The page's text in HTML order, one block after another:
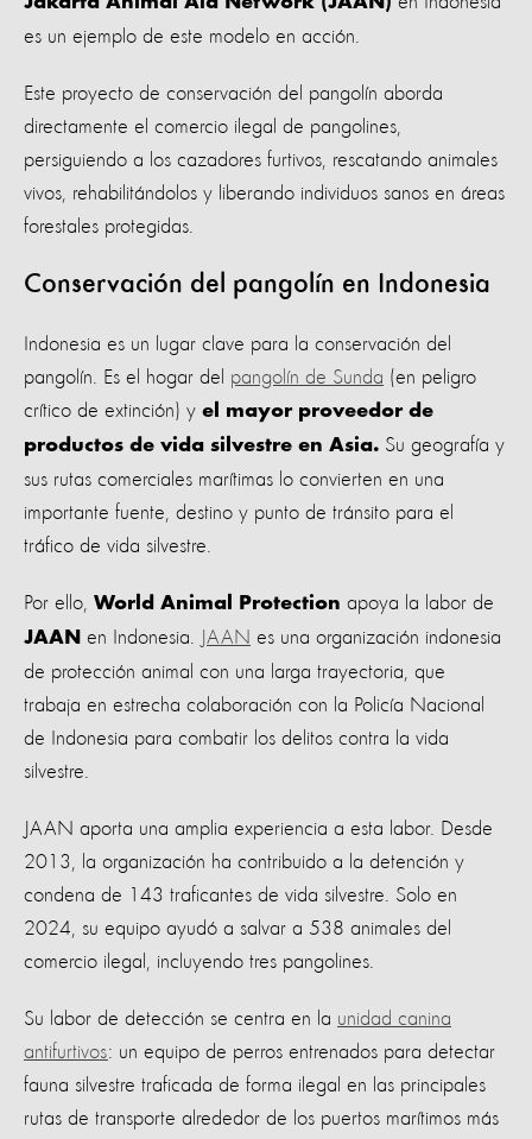
es un ejemplo de este modelo en acción.
Este proyecto de conservación del pangolín aborda
directamente el comercio ilegal de pangolines,
persiguiendo a los cazadores furtivos, rescatando animales
vivos, rehabilitándolos y liberando individuos sanos en áreas
forestales protegidas.
Conservación del pangolín en Indonesia
Indonesia es un lugar clave para la conservación del
pangolín. Es el hogar del pangolín de Sunda (en peligro
crítico de extinción) y el mayor proveedor de
productos de vida silvestre en Asia. Su geografía y
sus rutas comerciales marítimas lo convierten en una
importante fuente, destino y punto de tránsito para el
tráfico de vida silvestre.
Por ello, World Animal Protection apoya la labor de
JAAN en Indonesia. JAAN es una organización indonesia
de protección animal con una larga trayectoria, que
trabaja en estrecha colaboración con la Policía Nacional
de Indonesia para combatir los delitos contra la vida
silvestre.
JAAN aporta una amplia experiencia a esta labor. Desde
2013, la organización ha contribuido a la detención y
condena de 143 traficantes de vida silvestre. Solo en
2024, su equipo ayudó a salvar a 538 animales del
comercio ilegal, incluyendo tres pangolines.
Su labor de detección se centra en la unidad canina
antifurtivos: un equipo de perros entrenados para detectar
fauna silvestre traficada de forma ilegal en las principales
rutas de transporte alrededor de los puertos marítimos más